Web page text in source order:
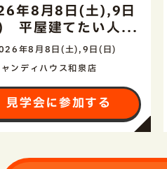
年8月8日(土),9日
平屋建てたい人...
年8月8日(土),9日(日)
ンディハウス和泉店
見学会に参加する